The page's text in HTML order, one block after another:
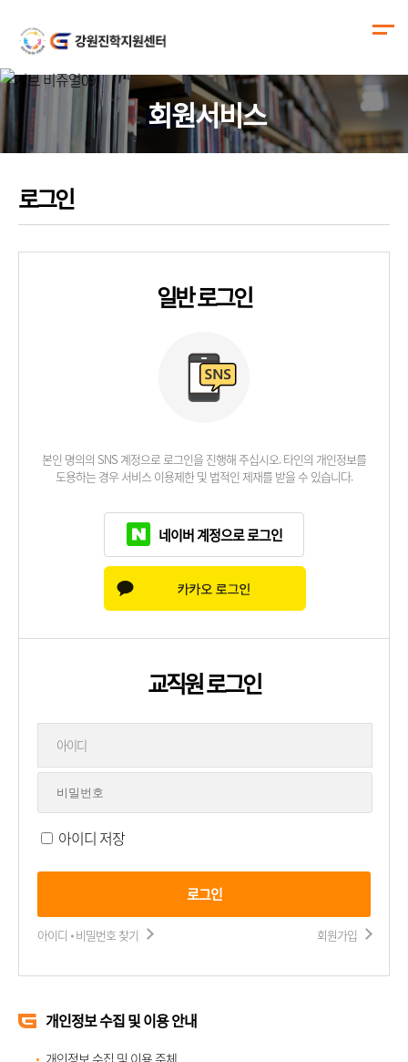
회원서비스
로그인
일반 로그인
본인 명의의 SNS 계정으로 로그인을 진행해 주십시오. 타인의 개인정보를
도용하는 경우 서비스 이용제한 및 법적인 제재를 받을 수 있습니다.
네이버 계정으로 로그인
교직원 로그인
아이디 저장
로그인
아이디 비밀번호 찾기 회원가입
개인정보 수집 및 이용 안내
개인정보 수집 및 이용 주체